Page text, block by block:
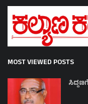
MOST VIEWED POSTS